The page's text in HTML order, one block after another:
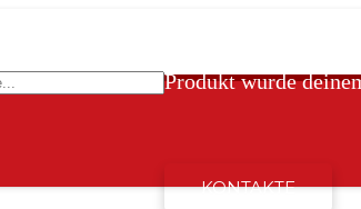
Produktwurde
KONTAKTE